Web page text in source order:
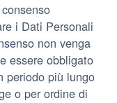
i Dati Personali
non venga
essere obbligato
periodo più lungo
o per ordine di